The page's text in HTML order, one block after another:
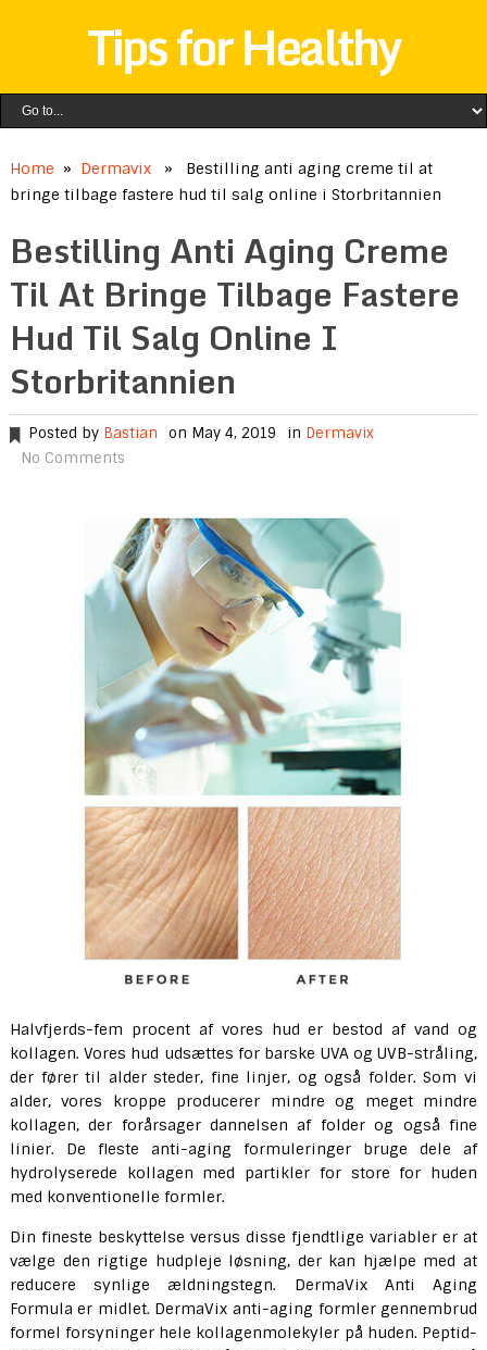
Tips for Healthy
Home » Dermavix» Bestilling anti aging creme til at
bringe tilbage fastere hud til salg online i Storbritannien
Bestilling Anti Aging Creme
Til At Bringe Tilbage Fastere
Hud Til Salg Online I
Storbritannien
Posted by Bastian on May 4, 2019 in Dermavix
No Comments
Halvfjerds-fem procent af vores hud er bestod af vand og
kollagen. Vores hud udsættes for barske UVA og UVB-stråling,
der fører til alder steder, fine linjer, og også folder. Som vi
alder, vores kroppe producerer mindre og meget mindre
kollagen, der forårsager dannelsen af ​​folder og også fine
linier. De fleste anti-aging formuleringer bruge dele af
hydrolyserede kollagen med partikler for store for huden
med konventionelle formler.
Din fineste beskyttelse versus disse fjendtlige variabler er at
vælge den rigtige hudpleje løsning, der kan hjælpe med at
reducere synlige ældningstegn. DermaVix Anti Aging
Formula er midlet. DermaVix anti-aging formler gennembrud
formel forsyninger hele kollagenmolekyler på huden. Peptid-